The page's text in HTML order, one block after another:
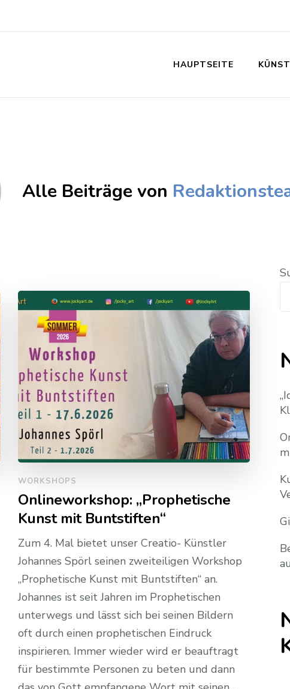
HAUPTSEITE
Alle Beiträge von
WORKSHOPS
Onlineworkshop: „Prophetische
Kunst mit Buntstiften“
Zum 4. Mal bietet unser Creatio- Künstler
Johannes Spörl seinen zweiteiligen Workshop
„Prophetische Kunst mit Buntstiften“ an.
Johannes ist seit Jahren im Prophetischen
unterwegs und lässt sich bei seinen Bildern
oft durch einen prophetischen Eindruck
inspirieren. Immer wieder wird er beauftragt
für bestimmte Personen zu beten und dann